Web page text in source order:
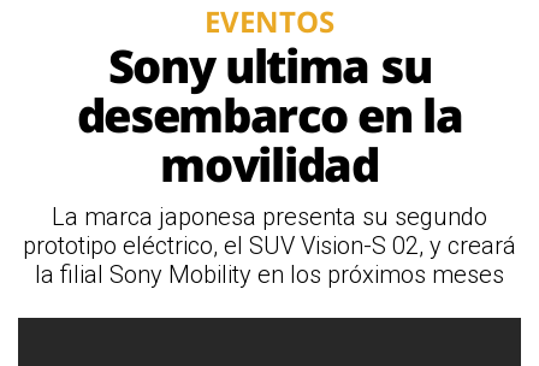
EVENTOS
Sony ultima su
desembarco en la
movilidad
La marca japonesa presenta su segundo
prototipo eléctrico, el SUV Vision-S 02, y creará
la filial Sony Mobility en los próximos meses